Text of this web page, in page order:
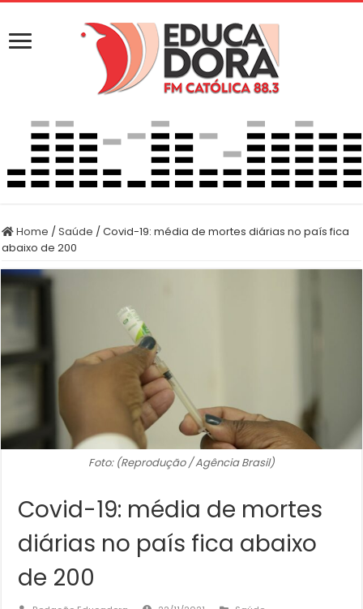
Home /Saúde /Covid-19: média de mortes diárias no país fica
abaixo de 200
Foto: (Reprodução / Agência Brasil)
Covid-19: média de mortes
diárias no país fica abaixo
de 200